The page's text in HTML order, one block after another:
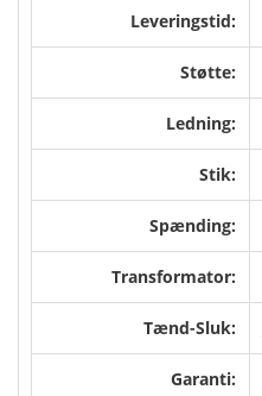
Leveringstid:
Støtte:
Ledning:
Stik:
Spænding:
Transformator:
Tænd-Sluk:
Garanti: